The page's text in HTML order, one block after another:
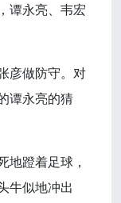
谭永亮、韦宏
彦做防守。对
谭永亮的猜
地蹬着足球，
牛似地冲出